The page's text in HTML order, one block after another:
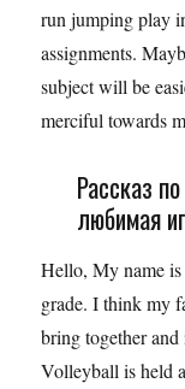
run jumping play
assignments.
subject will be
merciful towards
Рассказ
любимая
Hello, My name
grade. I think my
bring together and
Volleyball is held